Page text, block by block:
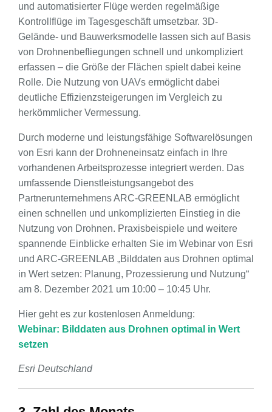
und automatisierter Flüge werden regelmäßige
Kontrollflüge im Tagesgeschäft umsetzbar. 3D-
Gelände- und Bauwerksmodelle lassen sich auf Basis
von Drohnenbefliegungen schnell und unkompliziert
erfassen – die Größe der Flächen spielt dabei keine
Rolle. Die Nutzung von UAVs ermöglicht dabei
deutliche Effizienzsteigerungen im Vergleich zu
herkömmlicher Vermessung.
Durch moderne und leistungsfähige Softwarelösungen
von Esri kann der Drohneneinsatz einfach in Ihre
vorhandenen Arbeitsprozesse integriert werden. Das
umfassende Dienstleistungsangebot des
Partnerunternehmens ARC-GREENLAB ermöglicht
einen schnellen und unkomplizierten Einstieg in die
Nutzung von Drohnen. Praxisbeispiele und weitere
spannende Einblicke erhalten Sie im Webinar von Esri
und ARC-GREENLAB „Bilddaten aus Drohnen optimal
in Wert setzen: Planung, Prozessierung und Nutzung“
am 8. Dezember 2021 um 10:00 – 10:45 Uhr.
Hier geht es zur kostenlosen Anmeldung:
Webinar: Bilddaten aus Drohnen optimal in Wert
setzen
Esri Deutschland